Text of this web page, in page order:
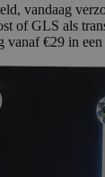
vandaag
of GLS als
vanaf €29 in een